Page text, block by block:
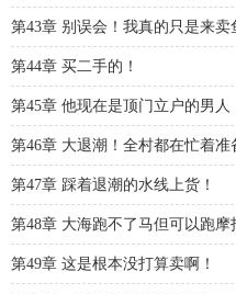
第43章 别误会！我真的只是来卖
第44章 买二手的！
第45章 他现在是顶门立户的男人
第46章 大退潮！全村都在忙着准
第47章 踩着退潮的水线上货！
第48章 大海跑不了马但可以跑摩
第49章 这是根本没打算卖啊！